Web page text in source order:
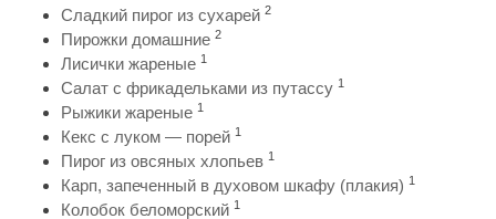
Сладкий пирог из сухарей 2
Пирожки домашние 2
Лисички жареные 1
Салат с фрикадельками из путассу 1
Рыжики жареные 1
Кекс с луком — порей 1
Пирог из овсяных хлопьев 1
Карп, запеченный в духовом шкафу (плакия) 1
Колобок беломорский 1